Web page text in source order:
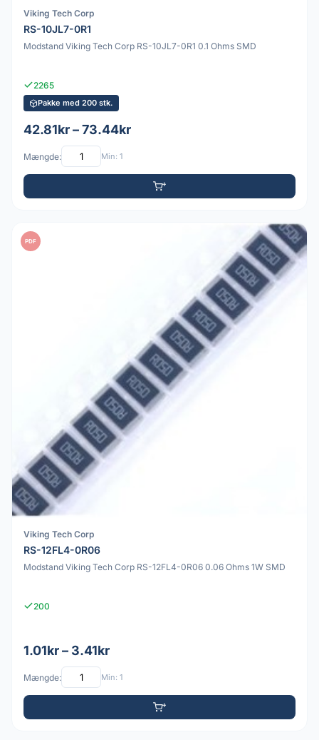
Viking Tech Corp
RS-10JL7-0R1
Modstand Viking Tech Corp RS-10JL7-0R1 0.1 Ohms SMD
2265
Pakke med 200 stk.
42.81kr – 73.44kr
Mængde: Min: 1
PDF
Viking Tech Corp
RS-12FL4-0R06
Modstand Viking Tech Corp RS-12FL4-0R06 0.06 Ohms 1W SMD
200
1.01kr – 3.41kr
Mængde: Min: 1